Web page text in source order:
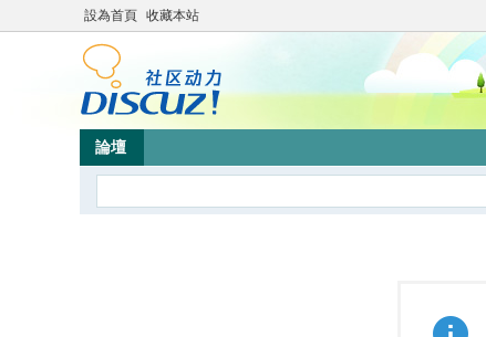
設為首頁 收藏本站
論壇